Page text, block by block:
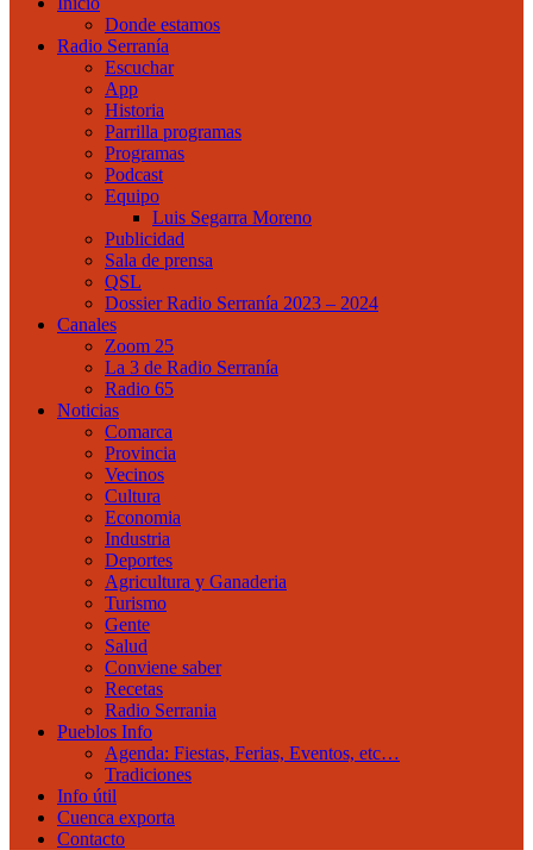
Donde estamos
Radio Serranía
Escuchar
App
Historia
Parrilla programas
Programas
Podcast
Equipo
Luis Segarra Moreno
Publicidad
Sala de prensa
QSL
Dossier Radio Serranía 2023 – 2024
Canales
Zoom 25
La 3 de Radio Serranía
Radio 65
Noticias
Comarca
Provincia
Vecinos
Cultura
Economia
Industria
Deportes
Agricultura y Ganaderia
Turismo
Gente
Salud
Conviene saber
Recetas
Radio Serrania
Pueblos Info
Agenda: Fiestas, Ferias, Eventos, etc…
Tradiciones
Info útil
Cuenca exporta
Contacto